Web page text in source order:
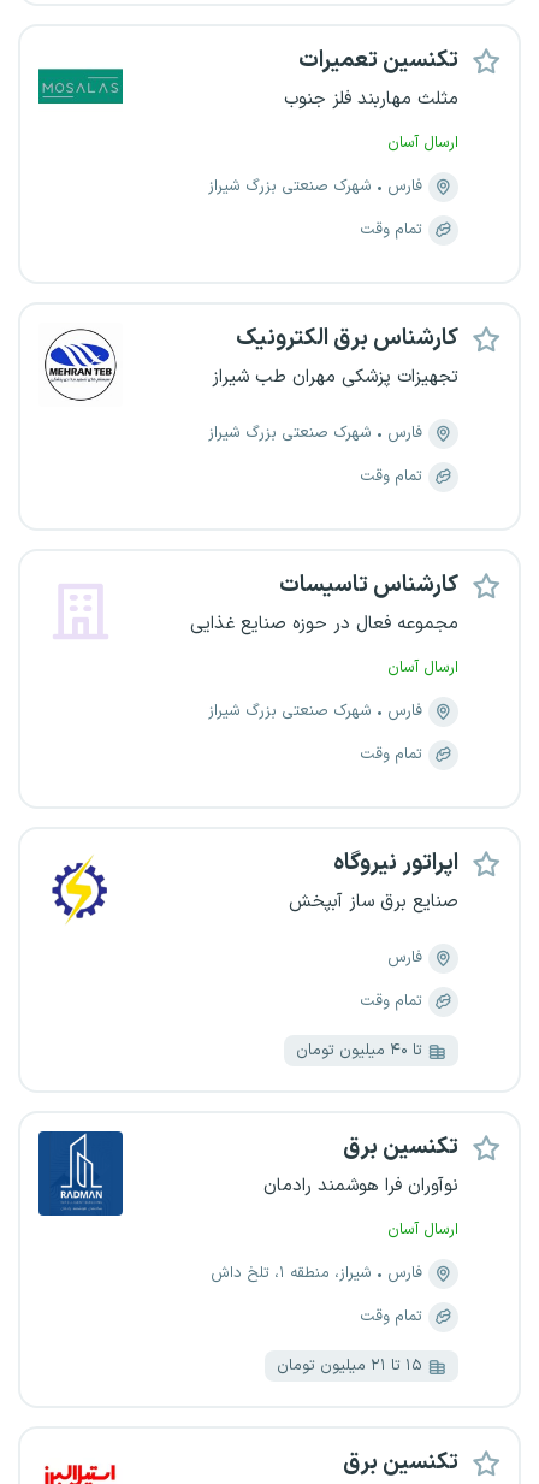
تکنسین تعمیرات
مثلث مهاربند فلز جنوب
ارسال آسان
فارس
شهرک صنعتی بزرگ شیراز
تمام وقت
کارشناس برق الکترونیک
تجهیزات پزشکی مهران طب شیراز
فارس
شهرک صنعتی بزرگ شیراز
تمام وقت
کارشناس تاسیسات
مجموعه فعال در حوزه صنایع غذایی
ارسال آسان
فارس
شهرک صنعتی بزرگ شیراز
تمام وقت
اپراتور نیروگاه
صنایع برق ساز آبپخش
فارس
تمام وقت
تا ۴۰ میلیون تومان
تکنسین برق
نوآوران فرا هوشمند رادمان
ارسال آسان
فارس
شیراز، منطقه ۱، تلخ داش
تمام وقت
۱۵ تا ۲۱ میلیون تومان
تکنسین برق